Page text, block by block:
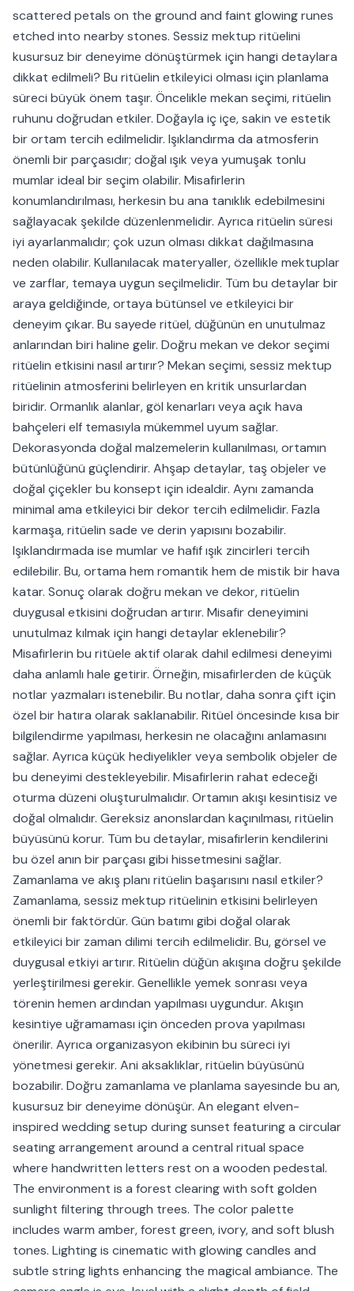
scattered petals on the ground and faint glowing runes
etched into nearby stones. Sessiz mektup ritüelini
kusursuz bir deneyime dönüştürmek için hangi detaylara
dikkat edilmeli? Bu ritüelin etkileyici olması için planlama
süreci büyük önem taşır. Öncelikle mekan seçimi, ritüelin
ruhunu doğrudan etkiler. Doğayla iç içe, sakin ve estetik
bir ortam tercih edilmelidir. Işıklandırma da atmosferin
önemli bir parçasıdır; doğal ışık veya yumuşak tonlu
mumlar ideal bir seçim olabilir. Misafirlerin
konumlandırılması, herkesin bu ana tanıklık edebilmesini
sağlayacak şekilde düzenlenmelidir. Ayrıca ritüelin süresi
iyi ayarlanmalıdır; çok uzun olması dikkat dağılmasına
neden olabilir. Kullanılacak materyaller, özellikle mektuplar
ve zarflar, temaya uygun seçilmelidir. Tüm bu detaylar bir
araya geldiğinde, ortaya bütünsel ve etkileyici bir
deneyim çıkar. Bu sayede ritüel, düğünün en unutulmaz
anlarından biri haline gelir. Doğru mekan ve dekor seçimi
ritüelin etkisini nasıl artırır? Mekan seçimi, sessiz mektup
ritüelinin atmosferini belirleyen en kritik unsurlardan
biridir. Ormanlık alanlar, göl kenarları veya açık hava
bahçeleri elf temasıyla mükemmel uyum sağlar.
Dekorasyonda doğal malzemelerin kullanılması, ortamın
bütünlüğünü güçlendirir. Ahşap detaylar, taş objeler ve
doğal çiçekler bu konsept için idealdir. Aynı zamanda
minimal ama etkileyici bir dekor tercih edilmelidir. Fazla
karmaşa, ritüelin sade ve derin yapısını bozabilir.
Işıklandırmada ise mumlar ve hafif ışık zincirleri tercih
edilebilir. Bu, ortama hem romantik hem de mistik bir hava
katar. Sonuç olarak doğru mekan ve dekor, ritüelin
duygusal etkisini doğrudan artırır. Misafir deneyimini
unutulmaz kılmak için hangi detaylar eklenebilir?
Misafirlerin bu ritüele aktif olarak dahil edilmesi deneyimi
daha anlamlı hale getirir. Örneğin, misafirlerden de küçük
notlar yazmaları istenebilir. Bu notlar, daha sonra çift için
özel bir hatıra olarak saklanabilir. Ritüel öncesinde kısa bir
bilgilendirme yapılması, herkesin ne olacağını anlamasını
sağlar. Ayrıca küçük hediyelikler veya sembolik objeler de
bu deneyimi destekleyebilir. Misafirlerin rahat edeceği
oturma düzeni oluşturulmalıdır. Ortamın akışı kesintisiz ve
doğal olmalıdır. Gereksiz anonslardan kaçınılması, ritüelin
büyüsünü korur. Tüm bu detaylar, misafirlerin kendilerini
bu özel anın bir parçası gibi hissetmesini sağlar.
Zamanlama ve akış planı ritüelin başarısını nasıl etkiler?
Zamanlama, sessiz mektup ritüelinin etkisini belirleyen
önemli bir faktördür. Gün batımı gibi doğal olarak
etkileyici bir zaman dilimi tercih edilmelidir. Bu, görsel ve
duygusal etkiyi artırır. Ritüelin düğün akışına doğru şekilde
yerleştirilmesi gerekir. Genellikle yemek sonrası veya
törenin hemen ardından yapılması uygundur. Akışın
kesintiye uğramaması için önceden prova yapılması
önerilir. Ayrıca organizasyon ekibinin bu süreci iyi
yönetmesi gerekir. Ani aksaklıklar, ritüelin büyüsünü
bozabilir. Doğru zamanlama ve planlama sayesinde bu an,
kusursuz bir deneyime dönüşür. An elegant elven-
inspired wedding setup during sunset featuring a circular
seating arrangement around a central ritual space
where handwritten letters rest on a wooden pedestal.
The environment is a forest clearing with soft golden
sunlight filtering through trees. The color palette
includes warm amber, forest green, ivory, and soft blush
tones. Lighting is cinematic with glowing candles and
subtle string lights enhancing the magical ambiance. The